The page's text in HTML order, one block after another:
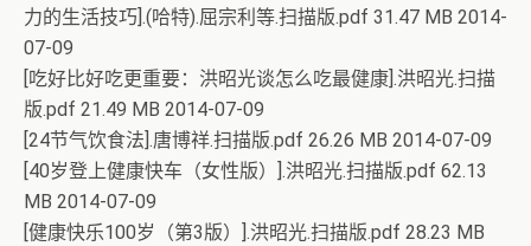
力的生活技巧].(哈特).屈宗利等.扫描版.pdf 31.47 MB 2014-
07-09
[吃好比好吃更重要：洪昭光谈怎么吃最健康].洪昭光.扫描
版.pdf 21.49 MB 2014-07-09
[24节气饮食法].唐博祥.扫描版.pdf 26.26 MB 2014-07-09
[40岁登上健康快车（女性版）].洪昭光.扫描版.pdf 62.13
MB 2014-07-09
[健康快乐100岁（第3版）].洪昭光.扫描版.pdf 28.23 MB